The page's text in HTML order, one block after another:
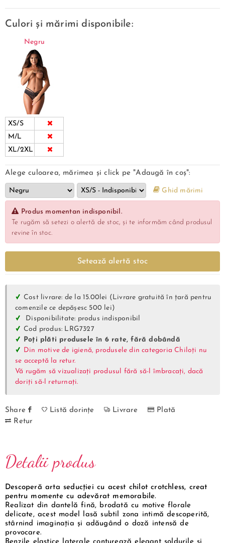
Culori și mărimi disponibile:
Negru
XS/S
M/L
XL/2XL
Alege culoarea, mărimea și click pe "Adaugă în coș":
Ghid mărimi
Produs momentan indisponibil.
Te rugăm să setezi o alertă de stoc, și te informăm când produsul
revine în stoc.
Setează alertă stoc
Cost livrare: de la 15.00lei (Livrare gratuită în țară pentru
comenzile ce depășesc 500 lei)
Disponibilitate: produs indisponibil
Cod produs: LRG7327
Poți plăti produsele în 6 rate, fără dobândă
Din motive de igienă, produsele din categoria Chiloți nu
se acceptă la retur.
Vă rugăm să vizualizați produsul fără să-l îmbracați, dacă
doriți să-l returnați.
Share Listă dorințe Livrare
Plată
Retur
Detalii produs
Descoperă arta seducției cu acest chilot crotchless, creat
pentru momente cu adevărat memorabile.
Realizat din dantelă fină, brodată cu motive florale
delicate, acest model lasă subtil zona intimă descoperită,
stârnind imaginația și adăugând o doză intensă de
provocare.